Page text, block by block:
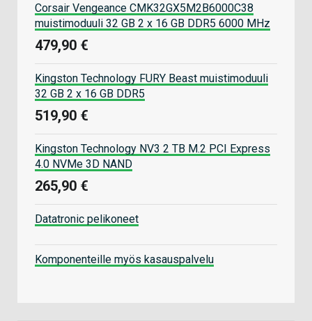
Corsair Vengeance CMK32GX5M2B6000C38
muistimoduuli 32 GB 2 x 16 GB DDR5 6000 MHz
479,90 €
Kingston Technology FURY Beast muistimoduuli
32 GB 2 x 16 GB DDR5
519,90 €
Kingston Technology NV3 2 TB M.2 PCI Express
4.0 NVMe 3D NAND
265,90 €
Datatronic pelikoneet
Komponenteille myös kasauspalvelu